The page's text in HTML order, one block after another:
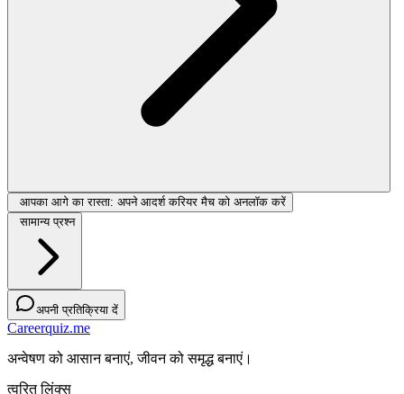
आपका आगे का रास्ता: अपने आदर्श करियर मैच को अनलॉक करें
सामान्य प्रश्न
अपनी प्रतिक्रिया दें
Careerquiz.me
अन्वेषण को आसान बनाएं, जीवन को समृद्ध बनाएं।
त्वरित लिंक्स